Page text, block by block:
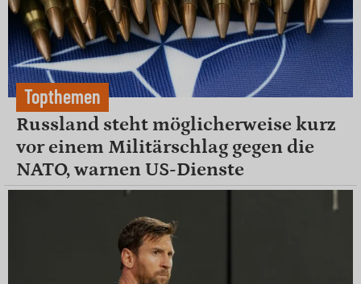
Topthemen
Russland steht möglicherweise kurz
vor einem Militärschlag gegen die
NATO, warnen US-Dienste